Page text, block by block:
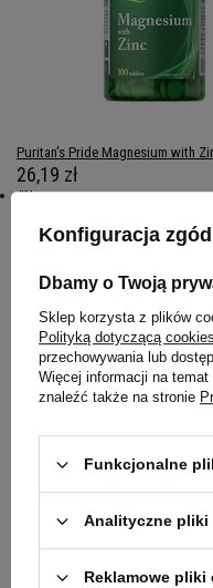
Puritan's Pride Magnesium with
26,19 zł
#Name:
with Zinc - 100tabs - Magnez z
Magazyn główny
Salon Częstochowa
Dostępny
Konfiguracja zgód
Dbamy o Twoją
Sklep korzysta z plików
Polityką dotyczącą cookies
przechowywania lub
Więcej informacji na
znaleźć także na stronie
Funkcjonalne
Analityczne pliki
Reklamowe pliki